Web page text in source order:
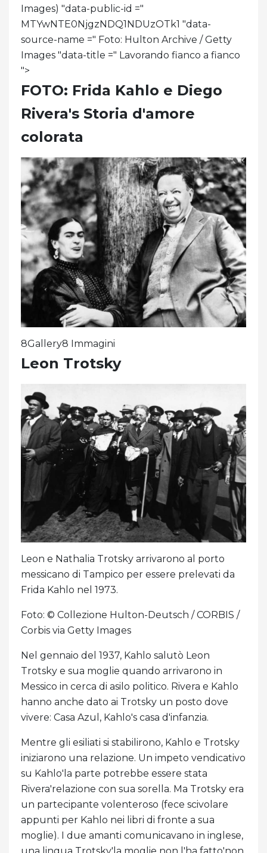
Images) "data-public-id ="
MTYwNTE0NjgzNDQ1NDUzOTk1 "data-
source-name =" Foto: Hulton Archive / Getty
Images "data-title =" Lavorando fianco a fianco
">
FOTO: Frida Kahlo e Diego
Rivera's Storia d'amore
colorata
8Gallery8 Immagini
Leon Trotsky
Leon e Nathalia Trotsky arrivarono al porto
messicano di Tampico per essere prelevati da
Frida Kahlo nel 1973.
Foto: © Collezione Hulton-Deutsch / CORBIS /
Corbis via Getty Images
Nel gennaio del 1937, Kahlo salutò Leon
Trotsky e sua moglie quando arrivarono in
Messico in cerca di asilo politico. Rivera e Kahlo
hanno anche dato ai Trotsky un posto dove
vivere: Casa Azul, Kahlo's casa d'infanzia.
Mentre gli esiliati si stabilirono, Kahlo e Trotsky
iniziarono una relazione. Un impeto vendicativo
su Kahlo'la parte potrebbe essere stata
Rivera'relazione con sua sorella. Ma Trotsky era
un partecipante volenteroso (fece scivolare
appunti per Kahlo nei libri di fronte a sua
moglie). I due amanti comunicavano in inglese,